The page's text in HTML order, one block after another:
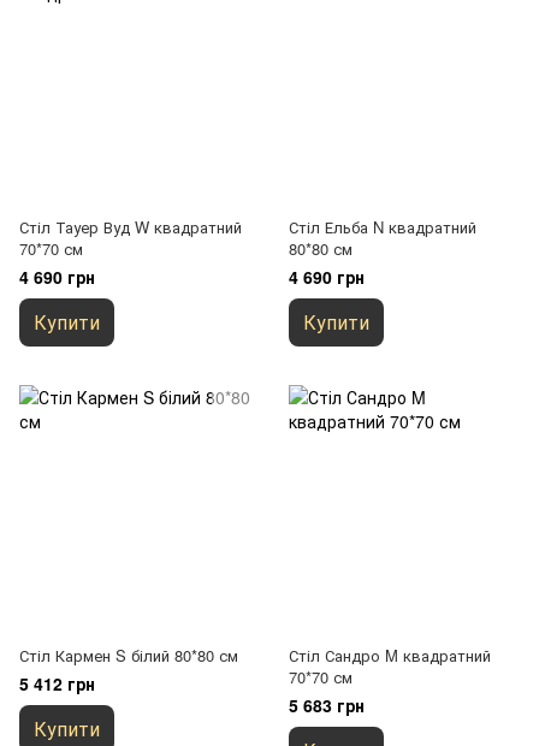
Стіл Тауер Вуд W квадратний
70*70 см
4 690 грн
Купити
Стіл Ельба N квадратний
80*80 см
4 690 грн
Купити
Стіл Кармен S білий 80*80 см
5 412 грн
Купити
Стіл Сандро M квадратний
70*70 см
5 683 грн